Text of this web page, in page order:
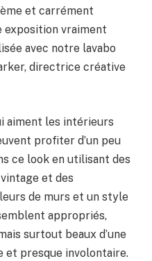
et carrément
exposition vraiment
avec notre lavabo
directrice créative
aiment les intérieurs
profiter d’un peu
ce look en utilisant des
et des
de murs et un style
appropriés,
surtout beaux d’une
et presque involontaire.